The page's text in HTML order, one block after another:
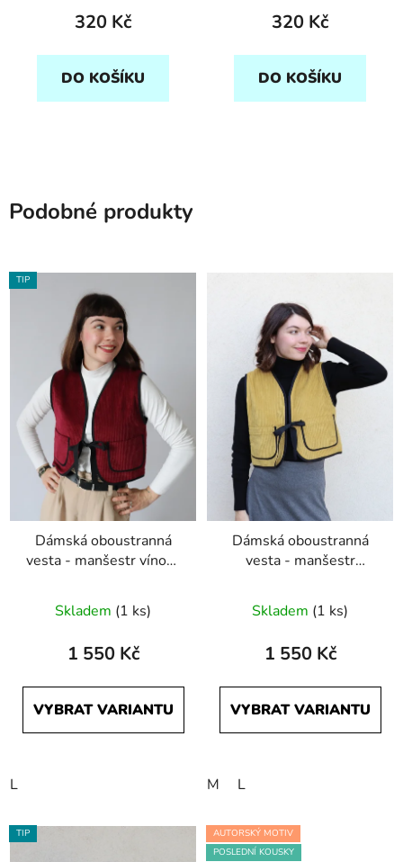
320 Kč
DO KOŠÍKU
320 Kč
DO KOŠÍKU
Podobné produkty
TIP
Dámská oboustranná
vesta - manšestr vínová
Skladem (1 ks)
1 550 Kč
VYBRAT VARIANTU
L
Dámská oboustranná
vesta - manšestr
Skladem (1 ks)
1 550 Kč
VYBRAT VARIANTU
M L
TIP
AUTORSKÝ MOTIV
POSLEDNÍ KOUSKY